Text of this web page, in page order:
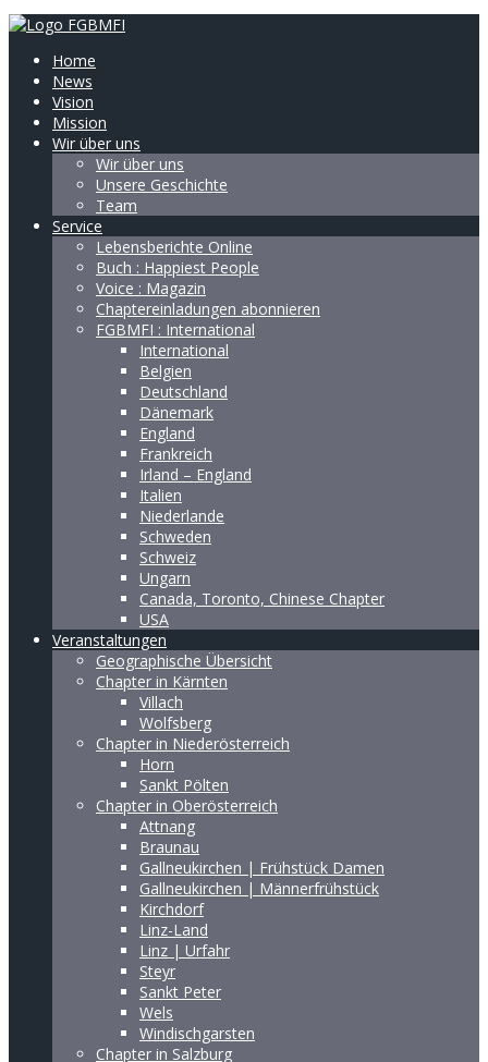
Home
News
Vision
Mission
Wir über uns
Wir über uns
Unsere Geschichte
Team
Service
Lebensberichte Online
Buch : Happiest People
Voice : Magazin
Chaptereinladungen abonnieren
FGBMFI : International
International
Belgien
Deutschland
Dänemark
England
Frankreich
Irland – England
Italien
Niederlande
Schweden
Schweiz
Ungarn
Canada, Toronto, Chinese Chapter
USA
Veranstaltungen
Geographische Übersicht
Chapter in Kärnten
Villach
Wolfsberg
Chapter in Niederösterreich
Horn
Sankt Pölten
Chapter in Oberösterreich
Attnang
Braunau
Gallneukirchen | Frühstück Damen
Gallneukirchen | Männerfrühstück
Kirchdorf
Linz-Land
Linz | Urfahr
Steyr
Sankt Peter
Wels
Windischgarsten
Chapter in Salzburg